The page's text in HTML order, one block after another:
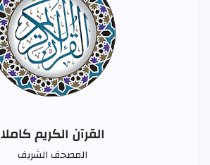
القرآن الكريم كاملا
المصحف الشريف